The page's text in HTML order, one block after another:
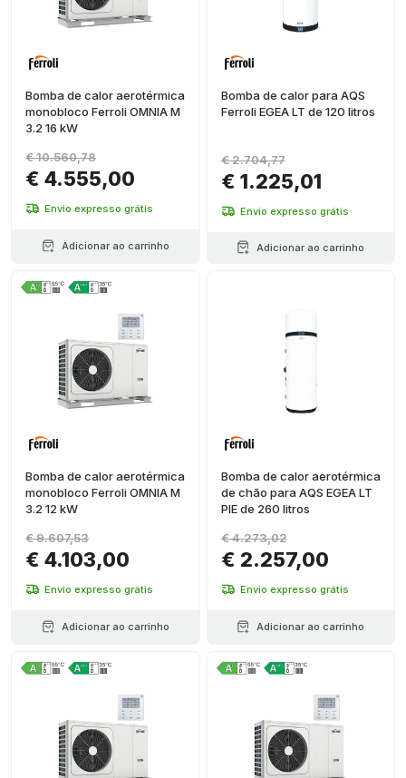
Bomba de calor aerotérmica
monobloco Ferroli OMNIA M
3.2 16 kW
€ 4.555,00
€ 10.560,78
Envio expresso grátis
Adicionar ao carrinho
Bomba de calor para AQS
Ferroli EGEA LT de 120 litros
€ 1.225,01
€ 2.704,77
Envio expresso grátis
Adicionar ao carrinho
Bomba de calor aerotérmica
monobloco Ferroli OMNIA M
3.2 12 kW
€ 4.103,00
€ 9.607,53
Envio expresso grátis
Adicionar ao carrinho
Bomba de calor aerotérmica
de chão para AQS EGEA LT
PIE de 260 litros
€ 2.257,00
€ 4.273,02
Envio expresso grátis
Adicionar ao carrinho